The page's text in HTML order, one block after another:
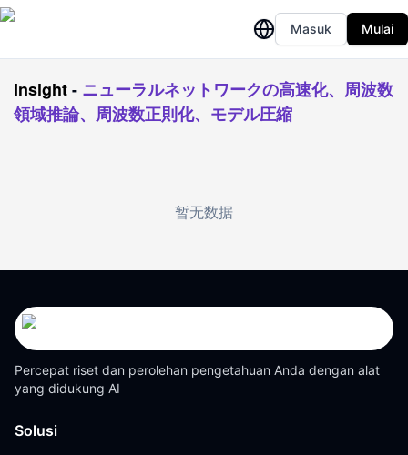
Masuk Mulai
Insight- ニューラルネットワークの高速化、周波数
領域推論、周波数正則化、モデル圧縮
暂无数据
Percepat riset dan perolehan pengetahuan Anda dengan alat
yang didukung AI
Solusi